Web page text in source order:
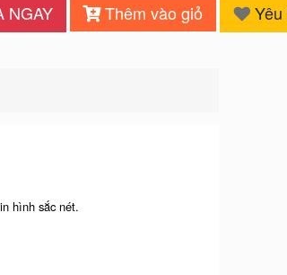
NGAY Thêm vào giỏ
hình sắc nét.